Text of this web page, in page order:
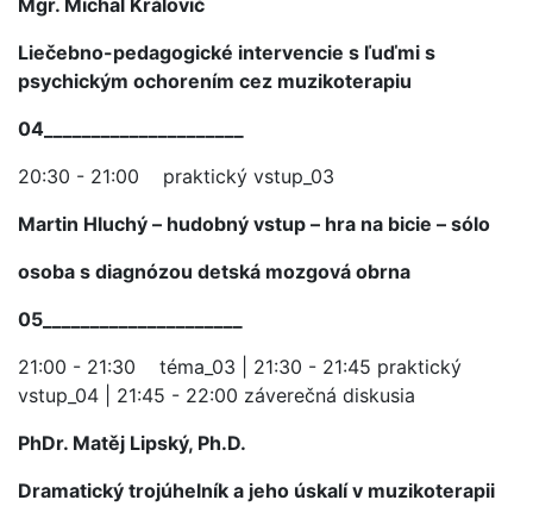
Mgr. Michal Královič
Liečebno-pedagogické intervencie s ľuďmi s
psychickým ochorením cez muzikoterapiu
04
20:30 - 21:00 praktický vstup_03
Martin Hluchý – hudobný vstup – hra na bicie – sólo
osoba s diagnózou detská mozgová obrna
05
21:00 - 21:30 téma_03 | 21:30 - 21:45 praktický
vstup_04 | 21:45 - 22:00 záverečná diskusia
PhDr. Matěj Lipský, Ph.D.
Dramatický trojúhelník a jeho úskalí v muzikoterapii